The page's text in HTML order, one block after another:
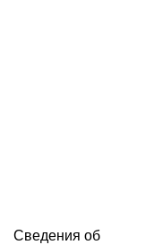
Сведения об